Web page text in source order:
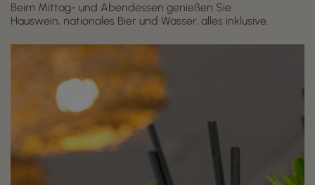
Beim Mittag- und Abendessen genießen Sie
Hauswein, nationales Bier und Wasser, alles inklusive.